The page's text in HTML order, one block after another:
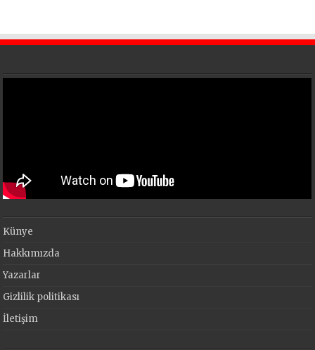
Künye
Hakkımızda
Yazarlar
Gizlilik politikası
İletişim